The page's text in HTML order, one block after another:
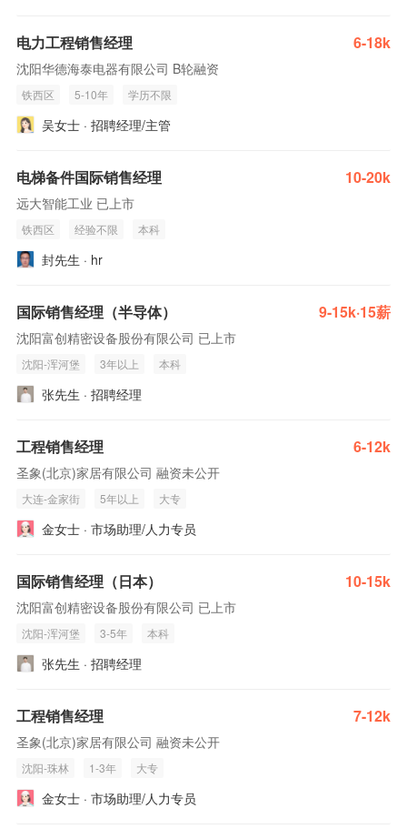
电力工程销售经理 6-18k
沈阳华德海泰电器有限公司 B轮融资
铁西区 5-10年 学历不限
吴女士 · 招聘经理/主管
电梯备件国际销售经理 10-20k
远大智能工业 已上市
铁西区 经验不限 本科
封先生 · hr
国际销售经理（半导体） 9-15k·15薪
沈阳富创精密设备股份有限公司 已上市
沈阳-浑河堡 3年以上 本科
张先生 · 招聘经理
工程销售经理 6-12k
圣象(北京)家居有限公司 融资未公开
大连-金家街 5年以上 大专
金女士 · 市场助理/人力专员
国际销售经理（日本） 10-15k
沈阳富创精密设备股份有限公司 已上市
沈阳-浑河堡 3-5年 本科
张先生 · 招聘经理
工程销售经理 7-12k
圣象(北京)家居有限公司 融资未公开
沈阳-珠林 1-3年 大专
金女士 · 市场助理/人力专员